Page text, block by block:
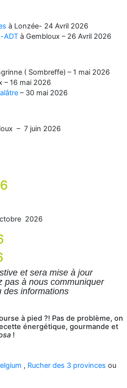
à Lonzée- 24 Avril 2026
ADT à Gembloux – 26 Avril 2026
( Sombreffe) – 1 mai 2026
– 16 mai 2026
– 30 mai 2026
– 7 juin 2026
2026
et sera mise à jour
pas à nous communiquer
des informations
à pied ?! Pas de problème, on
énergétique, gourmande et
!
, Rucher des 3 provinces ou